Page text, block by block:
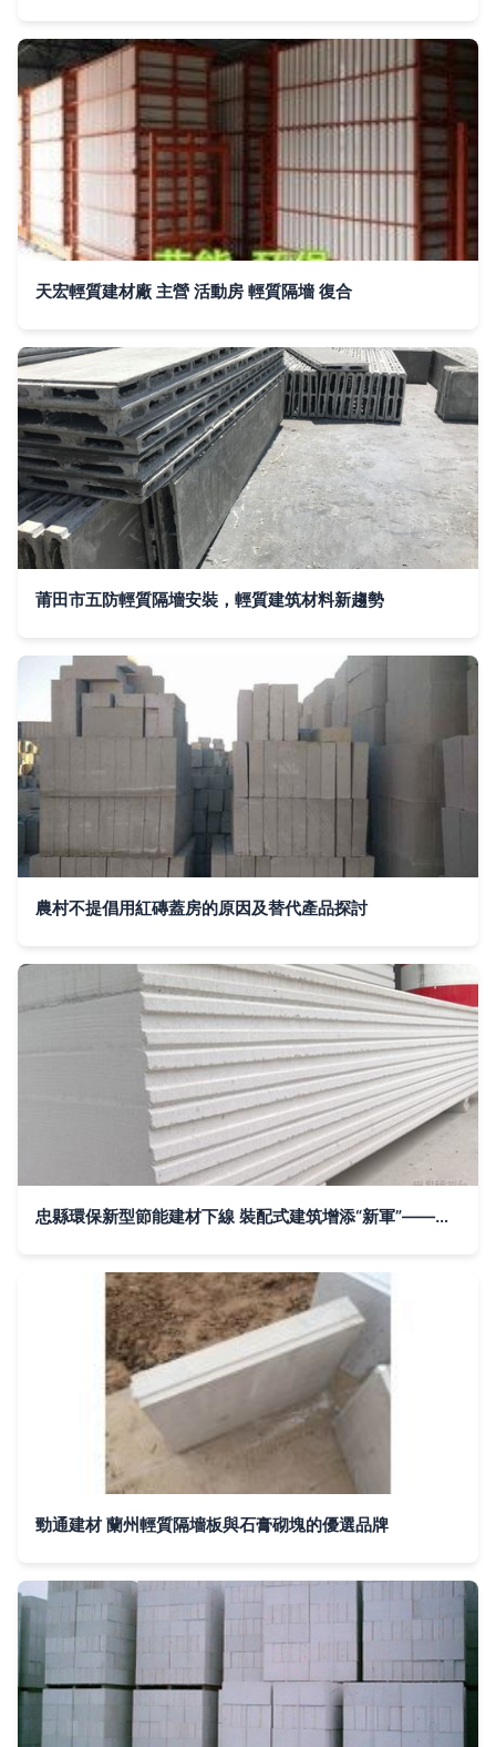
天宏輕質建材廠 主營 活動房 輕質隔墻 復合
莆田市五防輕質隔墻安裝，輕質建筑材料新趨勢
農村不提倡用紅磚蓋房的原因及替代產品探討
忠縣環保新型節能建材下線 裝配式建筑增添“新軍”——輕質建筑材料的綠色升級之路
勁通建材 蘭州輕質隔墻板與石膏砌塊的優選品牌